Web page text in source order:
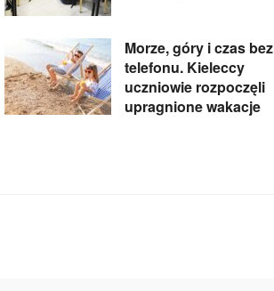
Morze, góry i czas bez
telefonu. Kieleccy
uczniowie rozpoczęli
upragnione wakacje